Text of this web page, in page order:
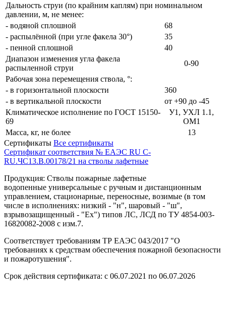
Дальность струи (по крайним каплям) при номинальном
давлении, м, не менее:
- водяной сплошной
68
- распылённой (при угле факела 30°)
35
- пенной сплошной
40
Диапазон изменения угла факела
распыленной струи
0-90
Рабочая зона перемещения ствола, °:
- в горизонтальной плоскости
360
- в вертикальной плоскости
от +90 до -45
Климатическое исполнение по ГОСТ 15150-
69
У1, УХЛ 1.1,
ОМ1
Масса, кг, не более
13
Сертификаты Все сертификаты
Сертификат соответствия № ЕАЭС RU C-
RU.ЧС13.В.00178/21 на стволы лафетные
Продукция: Стволы пожарные лафетные
водопенные универсальные с ручным и дистанционным
управлением, стационарные, переносные, возимые (в том
числе в исполнениях: низкий - "н", шаровый - "ш",
взрывозащищенный - "Ех") типов ЛС, ЛСД по ТУ 4854-003-
16820082-2008 с изм.7.
Соответствует требованиям ТР ЕАЭС 043/2017 "О
требованиях к средствам обеспечения пожарной безопасности
и пожаротушения".
Срок действия сертификата: с 06.07.2021 по 06.07.2026